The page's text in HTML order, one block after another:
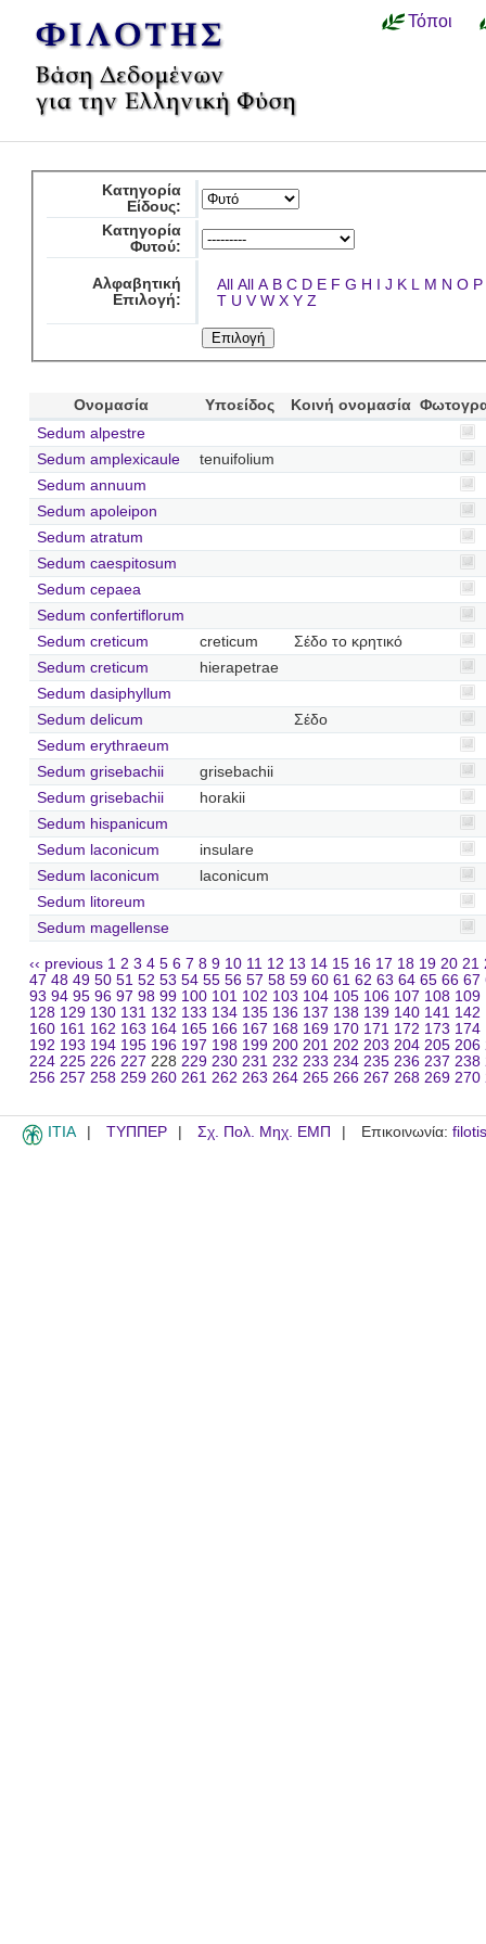
Τόποι
Κατηγορία
Είδους:
Κατηγορία
Φυτού:
Αλφαβητική
Επιλογή:
All All A B C D E F G H I J K L M N O P
T U V W X Y Z
Ονομασία Υποείδος Κοινή ονομασία
Sedum alpestre
Sedum amplexicaule
tenuifolium
Sedum annuum
Sedum apoleipon
Sedum atratum
Sedum caespitosum
Sedum cepaea
Sedum confertiflorum
Sedum creticum
creticum
Σέδο το κρητικό
Sedum creticum
hierapetrae
Sedum dasiphyllum
Sedum delicum
Σέδο
Sedum erythraeum
Sedum grisebachii
grisebachii
Sedum grisebachii
horakii
Sedum hispanicum
Sedum laconicum
insulare
Sedum laconicum
laconicum
Sedum litoreum
Sedum magellense
‹‹ previous 1 2 3 4 5 6 7 8 9 10 11 12 13 14 15 16 17 18 19 20 21
47 48 49 50 51 52 53 54 55 56 57 58 59 60 61 62 63 64 65 66 67
93 94 95 96 97 98 99 100 101 102 103 104 105 106 107 108 109
128 129 130 131 132 133 134 135 136 137 138 139 140 141 142
160 161 162 163 164 165 166 167 168 169 170 171 172 173 174
192 193 194 195 196 197 198 199 200 201 202 203 204 205 206
224 225 226 227 228 229 230 231 232 233 234 235 236 237 238
256 257 258 259 260 261 262 263 264 265 266 267 268 269 270
ITIA ΤΥΠΠΕΡ Σχ. Πολ. Μηχ. ΕΜΠ Επικοινωνία: